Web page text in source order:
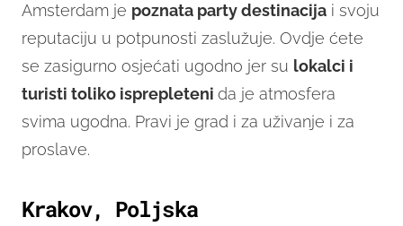
Amsterdam je poznata party destinacija i svoju
reputaciju u potpunosti zaslužuje. Ovdje ćete
se zasigurno osjećati ugodno jer su lokalci i
turisti toliko isprepleteni da je atmosfera
svima ugodna. Pravi je grad i za uživanje i za
proslave.
Krakov, Poljska